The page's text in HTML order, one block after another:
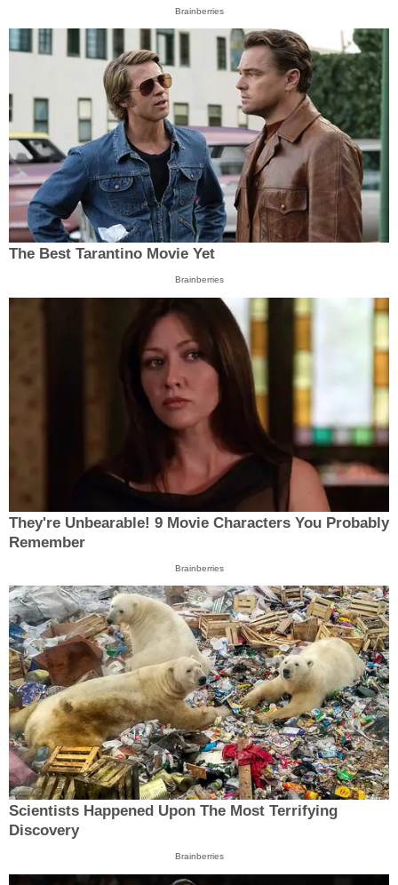
Brainberries
The Best Tarantino Movie Yet
Brainberries
They're Unbearable! 9 Movie Characters You Probably
Remember
Brainberries
Scientists Happened Upon The Most Terrifying
Discovery
Brainberries